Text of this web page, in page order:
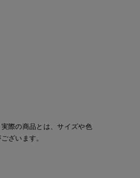
際の商品とは、サイズや色
ざいます。